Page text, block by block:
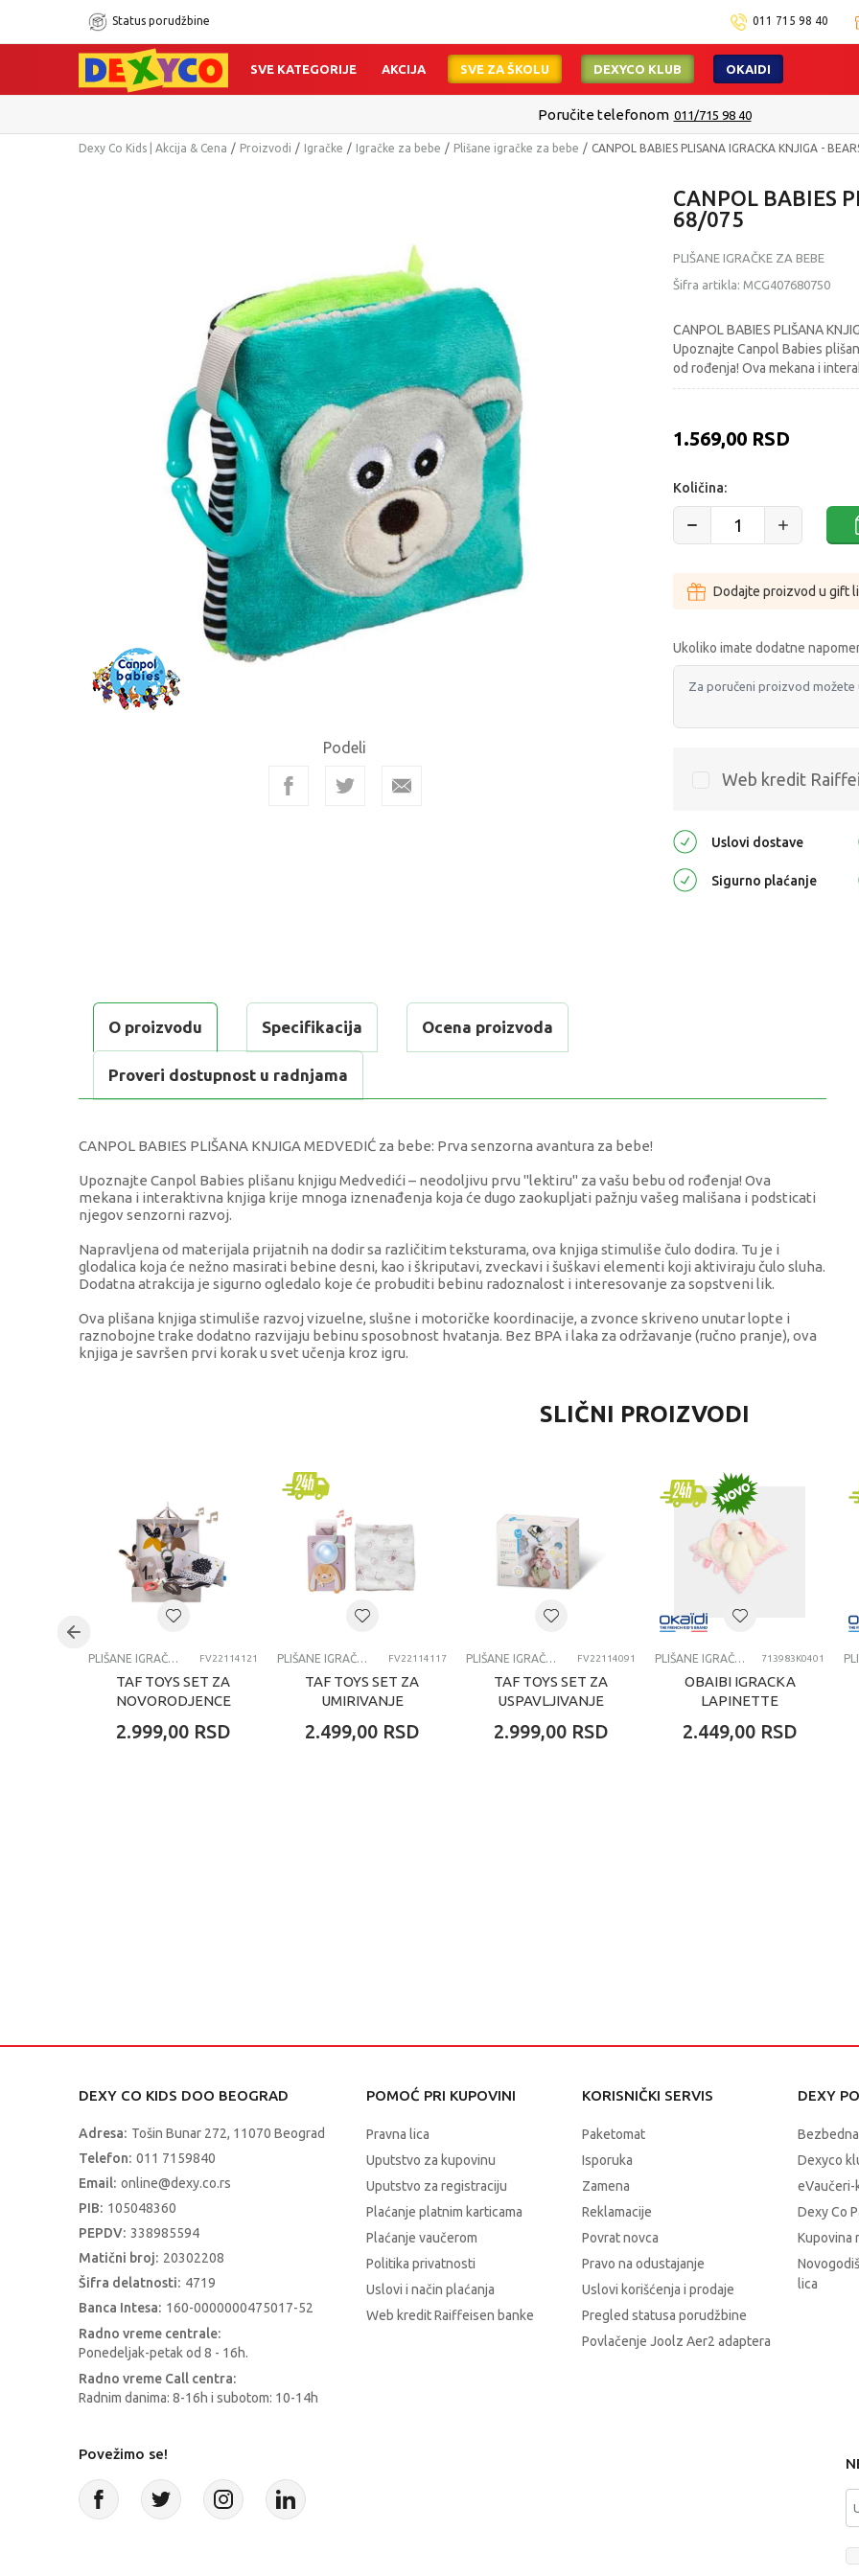
Status porudžbine 011 715 98 40
SVE KATEGORIJE AKCIJA SVE ZA ŠKOLU DEXYCO KLUB OKAIDI
Poručite telefonom 011/715 98 40
Dexy Co Kids | Akcija & Cena Proizvodi Igračke Igračke za bebe Plišane igračke za bebe CANPOL BABIES PLISANA IGRACKA KNJIGA -
Podeli
CANPOL BABIES
68/075
PLIŠANE IGRAČKE ZA BEBE
Šifra artikla: MCG407680750
CANPOL BABIES PLIŠANA
Upoznajte Canpol Babies
od rođenja! Ova mekana i
1.569,00 RSD
Količina:
Dodajte proizvod u gift
Ukoliko imate dodatne
Web kredit
Uslovi dostave
Sigurno plaćanje
O proizvodu Specifikacija Ocena proizvoda
Proveri dostupnost u radnjama
CANPOL BABIES PLIŠANA KNJIGA MEDVEDIĆ za bebe: Prva senzorna avantura za bebe!
Upoznajte Canpol Babies plišanu knjigu Medvedići – neodoljivu prvu "lektiru" za vašu bebu od rođenja! Ova
mekana i interaktivna knjiga krije mnoga iznenađenja koja će dugo zaokupljati pažnju vašeg mališana i podsticati
njegov senzorni razvoj.
Napravljena od materijala prijatnih na dodir sa različitim teksturama, ova knjiga stimuliše čulo dodira. Tu je i
glodalica koja će nežno masirati bebine desni, kao i škriputavi, zveckavi i šuškavi elementi koji aktiviraju čulo sluha.
Dodatna atrakcija je sigurno ogledalo koje će probuditi bebinu radoznalost i interesovanje za sopstveni lik.
Ova plišana knjiga stimuliše razvoj vizuelne, slušne i motoričke koordinacije, a zvonce skriveno unutar lopte i
raznobojne trake dodatno razvijaju bebinu sposobnost hvatanja. Bez BPA i laka za održavanje (ručno pranje), ova
knjiga je savršen prvi korak u svet učenja kroz igru.
Plišane igračke za bebe
univerzalno
Uzrast 0-12 meseci
Kategorija
SLIČNI PROIZVODI
PLIŠANE IGRAČKE ZA BEBE FV22114121
TAF TOYS SET ZA
NOVORODJENCE
2.999,00 RSD
PLIŠANE IGRAČKE ZA BEBE FV22114117
TAF TOYS SET ZA
UMIRIVANJE
2.499,00 RSD
PLIŠANE IGRAČKE ZA BEBE FV22114091
TAF TOYS SET ZA
USPAVLJIVANJE
2.999,00 RSD
PLIŠANE IGRAČKE ZA BEBE 713983K0401
OBAIBI IGRACKA
LAPINETTE
2.449,00 RSD
DEXY CO KIDS DOO BEOGRAD
Adresa: Tošin Bunar 272, 11070 Beograd
Telefon: 011 7159840
Email: online@dexy.co.rs
PIB: 105048360
PEPDV: 338985594
Matični broj: 20302208
Šifra delatnosti: 4719
Banca Intesa: 160-0000000475017-52
Radno vreme centrale:
Ponedeljak-petak od 8 - 16h.
Radno vreme Call centra:
Radnim danima: 8-16h i subotom: 10-14h
POMOĆ PRI KUPOVINI
Pravna lica
Uputstvo za kupovinu
Uputstvo za registraciju
Plaćanje platnim karticama
Plaćanje vaučerom
Politika privatnosti
Uslovi i način plaćanja
Web kredit Raiffeisen banke
KORISNIČKI SERVIS
Paketomat
Isporuka
Zamena
Reklamacije
Povrat novca
Pravo na odustajanje
Uslovi korišćenja i prodaje
Pregled statusa porudžbine
Povlačenje Joolz Aer2 adaptera
DEXY
Dexyco
Dexy Co
Kupovina
lica
Povežimo se!